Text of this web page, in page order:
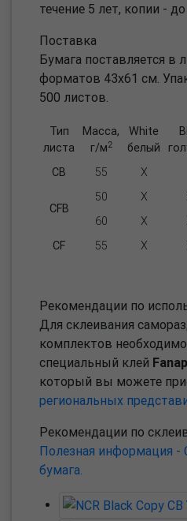
течение 5 лет, копии -
Поставка
Бумага поставляется в
форматов 43х61 см.
500 листов.
Тип
листа
Масса,
г/м2
White
белый
CB
55 X
CFB
50 X
60
X
CF
55 X
Рекомендации по
Для склеивания
комплектов
специальный клей
который вы можете
региональных
Рекомендации по
Полезная информация
бумага.